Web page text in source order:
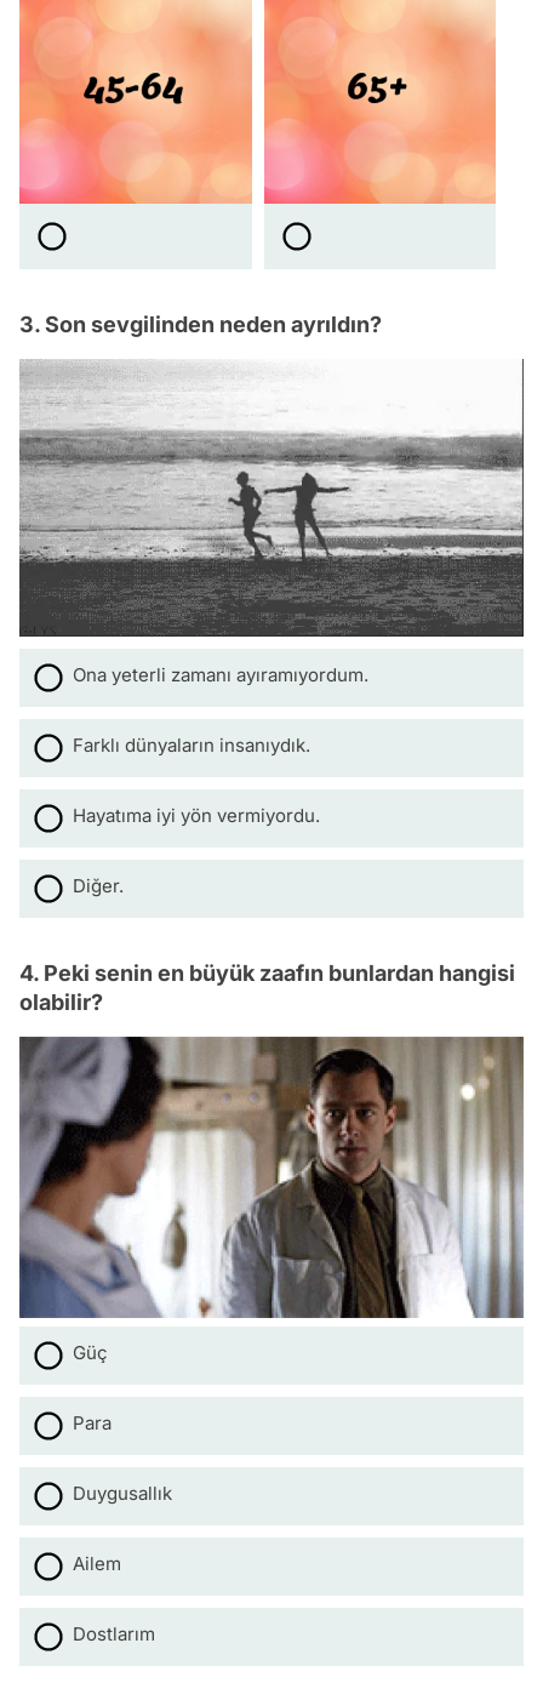
3. Son sevgilinden neden ayrıldın?
Ona yeterli zamanı ayıramıyordum.
Farklı dünyaların insanıydık.
Hayatıma iyi yön vermiyordu.
Diğer.
4. Peki senin en büyük zaafın bunlardan hangisi
olabilir?
Güç
Para
Duygusallık
Ailem
Dostlarım